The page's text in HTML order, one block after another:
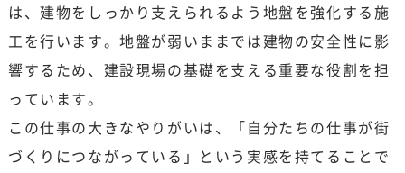
は、建物をしっかり支えられるよう地盤を強化する施
工を行います。地盤が弱いままでは建物の安全性に影
響するため、建設現場の基礎を支える重要な役割を担
っています。
この仕事の大きなやりがいは、「自分たちの仕事が街
づくりにつながっている」という実感を持てることで